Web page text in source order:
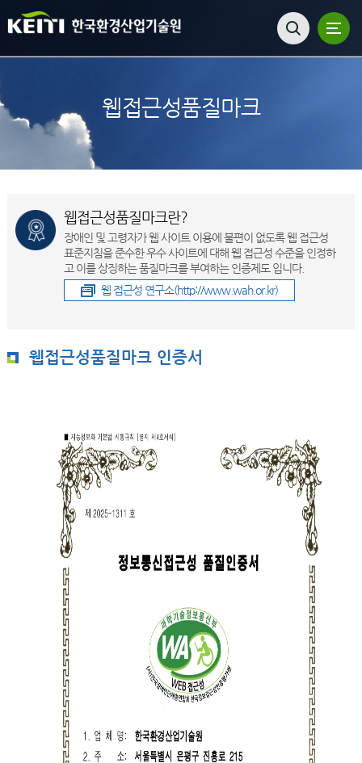
웹접근성품질마크
웹접근성품질마크란?
장애인 및 고령자가 웹 사이트 이용에 불편이 없도록 웹 접근성
표준지침을 준수한 우수 사이트에 대해 웹 접근성 수준을 인정하
고 이를 상징하는 품질마크를 부여하는 인증제도 입니다.
웹 접근성 연구소(http://www.wah.or.kr)
웹접근성품질마크 인증서